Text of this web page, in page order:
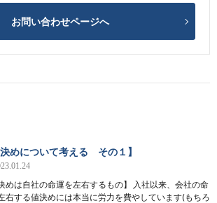
お問い合わせページへ
決めについて考える その１】
決めは自社の命運を左右するもの】 入社以来、会社の命
右する値決めには本当に労力を費やしています(もちろ